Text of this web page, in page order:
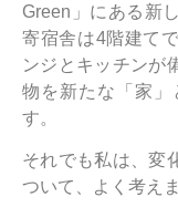
Green」にある新
寄宿舎は4階建て
ンジとキッチンが
物を新たな「家」
す。
それでも私は、変
ついて、よく考えま